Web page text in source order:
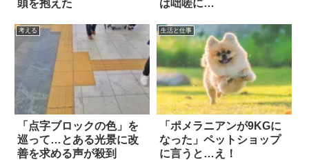
頭を抱えた
は咄嗟に…
考える
「点字ブロックの色」を
巡って…とある光景に改
善を求める声が殺到
生活と仕事
「ポメラニアンが9KGに
なった」ペットショップ
に言うと…え！